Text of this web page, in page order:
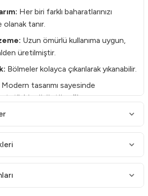
Her biri farklı baharatlarınızı
tanır.
Uzun ömürlü kullanıma uygun,
üretilmiştir.
Bölmeler kolayca çıkarılarak yıkanabilir.
Modern tasarımı sayesinde
bir görüntü sağlar.
Restoran, kafe ve otellerin
düzenini sağlamak için idealdir.
Evde düzen arayanlar için pratik bir